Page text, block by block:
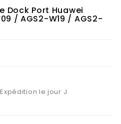
Dock Port Huawei
/ AGS2-W19 / AGS2-
le jour J